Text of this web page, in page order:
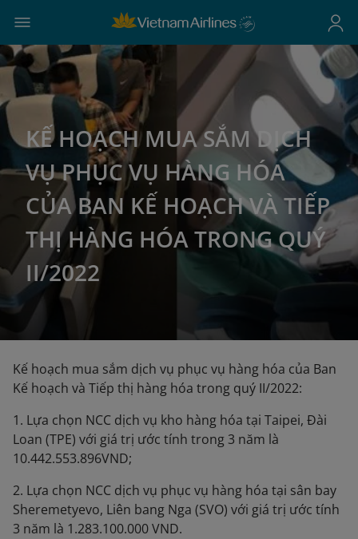
KẾ HOẠCH MUA SẮM DỊCH
VỤ PHỤC VỤ HÀNG HÓA
CỦA BAN KẾ HOẠCH VÀ TIẾP
THỊ HÀNG HÓA TRONG QUÝ
II/2022
Kế hoạch mua sắm dịch vụ phục vụ hàng hóa của Ban
Kế hoạch và Tiếp thị hàng hóa trong quý II/2022:
1. Lựa chọn NCC dịch vụ kho hàng hóa tại Taipei, Đài
Loan (TPE) với giá trị ước tính trong 3 năm là
10.442.553.896VND;
2. Lựa chọn NCC dịch vụ phục vụ hàng hóa tại sân bay
Sheremetyevo, Liên bang Nga (SVO) với giá trị ước tính
3 năm là 1.283.100.000 VND.